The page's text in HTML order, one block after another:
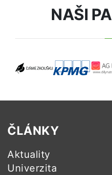
NAŠI
ČLÁNKY
Aktuality
Univerzita